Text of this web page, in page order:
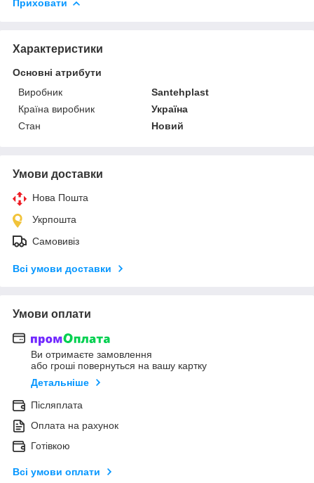
Приховати
Характеристики
Основні атрибути
Виробник
Santehplast
Країна виробник
Україна
Стан
Новий
Умови доставки
Нова Пошта
Укрпошта
Самовивіз
Всі умови доставки
Умови оплати
Ви отримаєте замовлення
або гроші повернуться на вашу картку
Детальніше
Післяплата
Оплата на рахунок
Готівкою
Всі умови оплати